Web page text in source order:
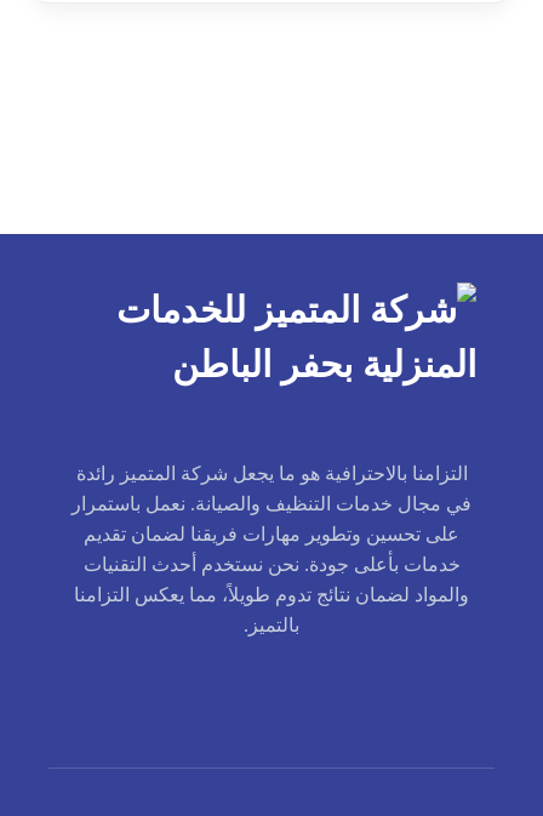
التزامنا بالاحترافية هو ما يجعل شركة المتميز رائدة
في مجال خدمات التنظيف والصيانة. نعمل باستمرار
على تحسين وتطوير مهارات فريقنا لضمان تقديم
خدمات بأعلى جودة. نحن نستخدم أحدث التقنيات
والمواد لضمان نتائج تدوم طويلاً، مما يعكس التزامنا
بالتميز.